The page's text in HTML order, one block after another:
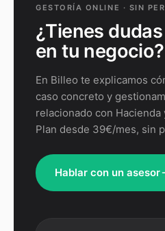
GESTORÍA ONLINE · SIN
¿Tienes
en tu negocio?
En Billeo te explicamos
caso concreto y
relacionado con Hacienda
Plan desde 39€/mes, sin
Hablar con un asesor